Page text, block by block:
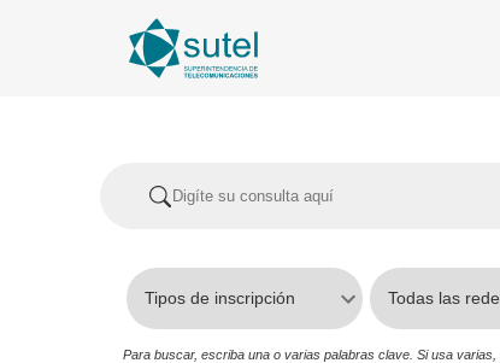
Para buscar, escriba una o varias palabras clave. Si usa